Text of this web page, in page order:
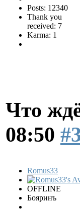
Posts: 12340
Thank you
received: 7
Karma: 1
Что
08:50
Romus33
OFFLINE
Бояринъ